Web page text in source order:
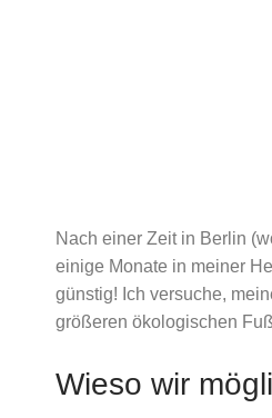
Nach einer Zeit in Berlin
einige Monate in meiner
günstig! Ich versuche,
größeren ökologischen
Wieso wir